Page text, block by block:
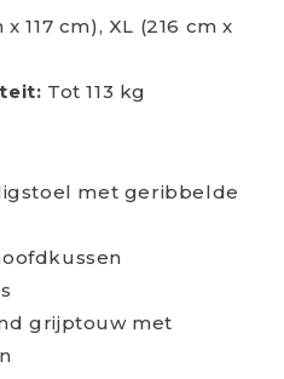
x 117 cm), XL (216 cm x
Tot 113 kg
met geribbelde
grijptouw met